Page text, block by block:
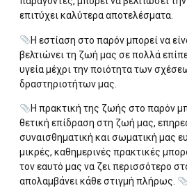
επιτύχει καλύτερα αποτελέσματα.
Η εστίαση στο παρόν μπορεί να
βελτιώνει τη ζωή μας σε πολλά
υγεία μέχρι την ποιότητα των
δραστηριοτήτων μας.
Η πρακτική της ζωής στο παρόν
θετική επίδραση στη ζωή μας,
συναισθηματική και σωματική μας
μικρές, καθημερινές πρακτικές
τον εαυτό μας να ζει περισσότερο
απολαμβάνει κάθε στιγμή πλήρως.